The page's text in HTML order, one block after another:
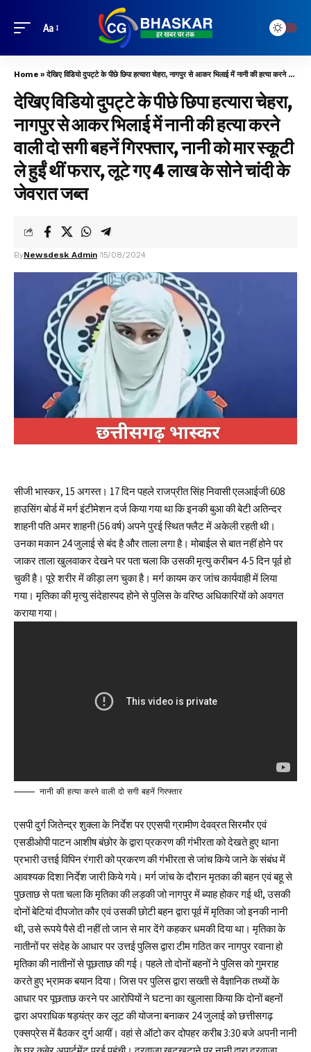
Aa
Home »देखिए विडियो दुपट्टे के पीछे छिपा हत्यारा चेहरा, नागपुर से आकर भिलाई में नानी की हत्या करने वाली दो सगी बहनें गिरफ्तार, नानी को मार स्कूटी ले हुईं थीं फरार, लूटे गए 4 लाख के सोने चांदी के जेवरात जब्त
देखिए विडियो दुपट्टे के पीछे छिपा हत्यारा चेहरा,
नागपुर से आकर भिलाई में नानी की हत्या करने
वाली दो सगी बहनें गिरफ्तार, नानी को मार स्कूटी
ले हुईं थीं फरार, लूटे गए 4 लाख के सोने चांदी के
जेवरात जब्त
ByNewsdesk Admin 15/08/2024
सीजी भास्कर, 15 अगस्त। 17 दिन पहले राजप्रीत सिंह निवासी एलआईजी 608
हाउसिंग बोर्ड में मर्ग इंटीमेशन दर्ज किया गया था कि इनकी बुआ की बेटी अतिन्दर
शाहनी पति अमर शाहनी (56 वर्ष) अपने पुरई स्थित फ्लैट में अकेली रहती थी।
उनका मकान 24 जुलाई से बंद है और ताला लगा है। मोबाईल से बात नहीं होने पर
जाकर ताला खुलवाकर देखने पर पता चला कि उसकी मृत्यु करीबन 4-5 दिन पूर्व हो
चुकी है। पूरे शरीर में कीड़ा लग चुका है। मर्ग कायम कर जांच कार्यवाही में लिया
गया। मृतिका की मृत्यु संदेहास्पद होने से पुलिस के वरिष्ठ अधिकारियों को अवगत
कराया गया।
नानी की हत्या करने वाली दो सगी बहनें गिरफ्तार
एसपी दुर्ग जितेन्द्र शुक्ला के निर्देश पर एएसपी ग्रामीण देवव्रत सिरमौर एवं
एसडीओपी पाटन आशीष बंछोर के द्वारा प्रकरण की गंभीरता को देखते हुए थाना
प्रभारी उत्तई विपिन रंगारी को प्रकरण की गंभीरता से जांच किये जाने के संबंध में
आवश्यक दिशा निर्देश जारी किये गये। मर्ग जांच के दौरान मृतका की बहन एवं बहू से
पुछताछ से पता चला कि मृतिका की लड़की जो नागपुर में ब्याह होकर गई थी, उसकी
दोनों बेटियां दीपजोत कौर एवं उसकी छोटी बहन द्वारा पूर्व में मृतिका जो इनकी नानी
थी, उसे रूपये पैसे दी नहीं तो जान से मार देंगे कहकर धमकी दिया था। मृतिका के
नातीनों पर संदेह के आधार पर उत्तई पुलिस द्वारा टीम गठित कर नागपुर रवाना हो
मृतिका की नातीनों से पूछताछ की गई। पहले तो दोनों बहनों ने पुलिस को गुमराह
करते हुए भ्रामक बयान दिया। जिस पर पुलिस द्वारा सख्ती से वैज्ञानिक तथ्यों के
आधार पर पूछताछ करने पर आरोपियों ने घटना का खुलासा किया कि दोनों बहनों
द्वारा अपराधिक षड़यंत्र कर लूट की योजना बनाकर 24 जुलाई को छत्तीसगढ़
एक्सप्रेस में बैठकर दुर्ग आयीं। वहां से ऑटो कर दोपहर करीब 3:30 बजे अपनी नानी